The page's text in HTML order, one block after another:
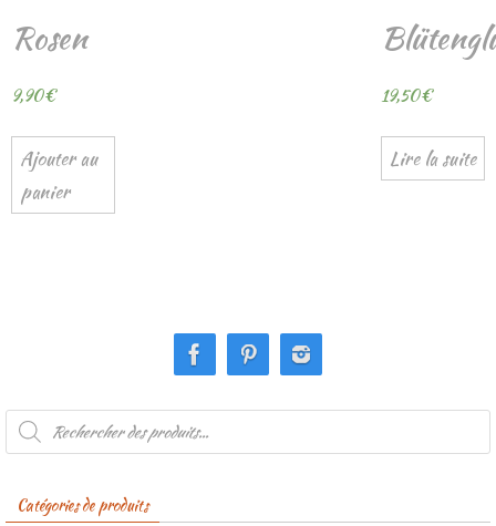
Rosen
9,90€
Ajouter au
panier
19,50€
Lire la suite
Recherche
produits
Catégories de produits